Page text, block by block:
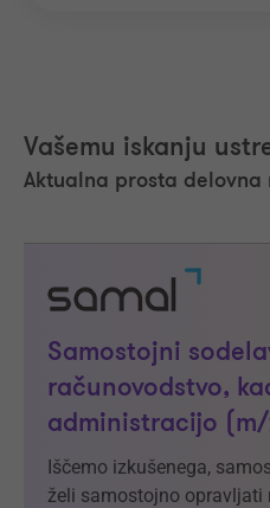
Vašemu iskanju
Aktualna prosta delovna
Samostojni
računovodstvo,
administracijo
Iščemo izkušenega,
želi samostojno opravljati